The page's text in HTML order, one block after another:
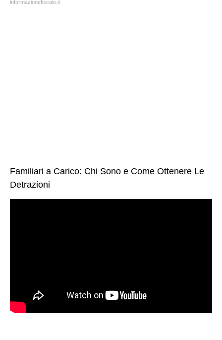
informazionefiscale.it
Familiari a Carico: Chi Sono e Come Ottenere Le
Detrazioni